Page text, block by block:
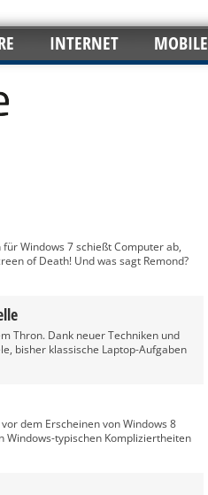
INTERNET MOBILE
Windows 7 schießt Computer ab,
of Death! Und was sagt Remond?
Thron. Dank neuer Techniken und
bisher klassische Laptop-Aufgaben
dem Erscheinen von Windows 8
Windows-typischen Kompliziertheiten